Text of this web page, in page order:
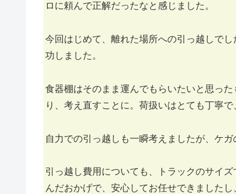
ロに頼んで正解だったなと感じました。
今回はじめて、離れた場所への引っ越しで
功しました。
食器棚はそのまま運んでもらいたいと思っ
り、考え直すことに。荷扱いはとても丁寧
自力での引っ越しも一瞬考えましたが、ケ
引っ越し費用についても、トラックのサイ
んだおかげで、安心してお任せできました